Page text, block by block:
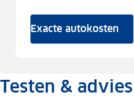
Exacte autokosten
Testen & advies